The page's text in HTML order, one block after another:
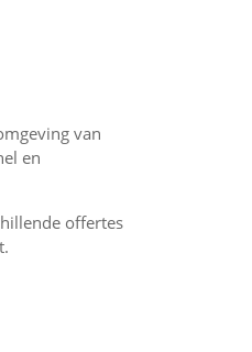
van
en
offertes